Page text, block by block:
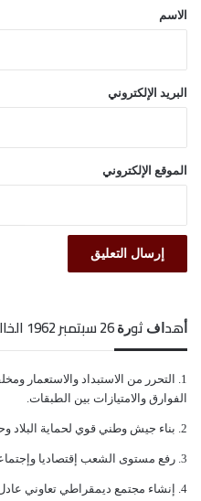
*الاسم
البريد الإلكتروني
الموقع الإلكتروني
ﺃﻫﺪﺍﻑ ﺛﻮﺭﺓ 26 ﺳﺒﺘﻤﺒﺮ 1962 الخالدة
ﺍﻟﺘﺤﺮﺭ ﻣﻦ ﺍﻻﺳﺘﺒﺪﺍﺩ ﻭﺍﻻﺳﺘﻌﻤﺎﺭ
ﺍﻟﻔﻮﺍﺭﻕ ﻭﺍﻻﻣﺘﻴﺎﺯﺍﺕ ﺑﻴﻦ ﺍﻟﻄﺒﻘﺎﺕ.
ﺑﻨﺎﺀ ﺟﻴﺶ ﻭﻃﻨﻲ ﻗﻮﻱ ﻟﺤﻤﺎﻳﺔ ﺍﻟﺒﻼﺩ
ﺭﻓﻊ ﻣﺴﺘﻮﻯ ﺍﻟﺸﻌﺐ ﺇﻗﺘﺼﺎﺩﻳﺎ
ﺇﻧﺸﺎﺀ ﻣﺠﺘﻤﻊ ﺩﻳﻤﻘﺮﺍﻃﻲ ﺗﻌﺎﻭﻧﻲ